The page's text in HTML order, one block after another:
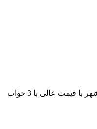
ویلا فول فرنیش در نوشهر با قیمت عالی با 3 خواب